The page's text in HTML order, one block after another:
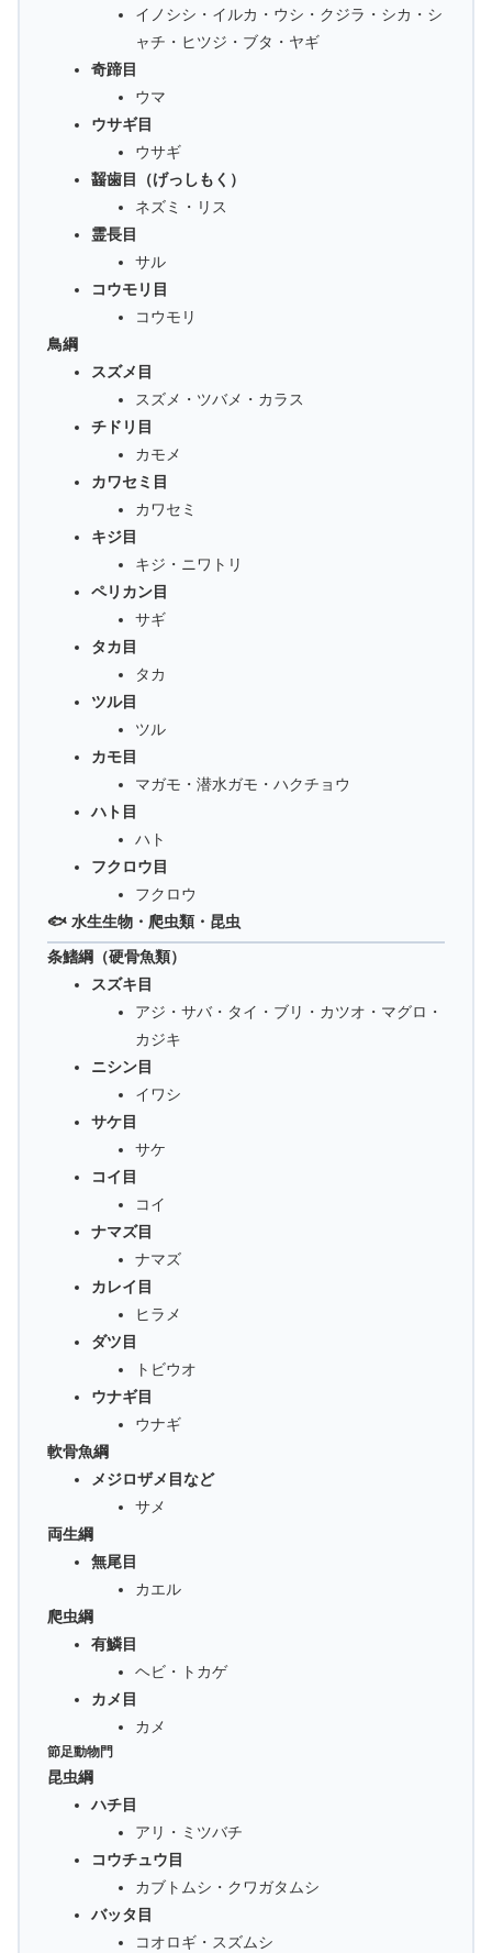
イノシシ・イルカ・ウシ・クジラ・シカ・シ
ャチ・ヒツジ・ブタ・ヤギ
奇蹄目
ウマ
ウサギ目
ウサギ
齧歯目（げっしもく）
ネズミ・リス
霊長目
サル
コウモリ目
コウモリ
鳥綱
スズメ目
スズメ・ツバメ・カラス
チドリ目
カモメ
カワセミ目
カワセミ
キジ目
キジ・ニワトリ
ペリカン目
サギ
タカ目
タカ
ツル目
ツル
カモ目
マガモ・潜水ガモ・ハクチョウ
ハト目
ハト
フクロウ目
フクロウ
🐟 水生生物・爬虫類・昆虫
条鰭綱（硬骨魚類）
スズキ目
アジ・サバ・タイ・ブリ・カツオ・マグロ・
カジキ
ニシン目
イワシ
サケ目
サケ
コイ目
コイ
ナマズ目
ナマズ
カレイ目
ヒラメ
ダツ目
トビウオ
ウナギ目
ウナギ
軟骨魚綱
メジロザメ目など
サメ
両生綱
無尾目
カエル
爬虫綱
有鱗目
ヘビ・トカゲ
カメ目
カメ
節足動物門
昆虫綱
ハチ目
アリ・ミツバチ
コウチュウ目
カブトムシ・クワガタムシ
バッタ目
コオロギ・スズムシ